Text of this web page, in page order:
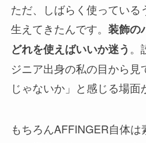
ただ、しばらく使ってい
生えてきたんです。 装飾の
どれを使えばいいか迷う 。
ジニア出身の私の目から
じゃないか」と感じる場面
もちろんAFFINGER自体